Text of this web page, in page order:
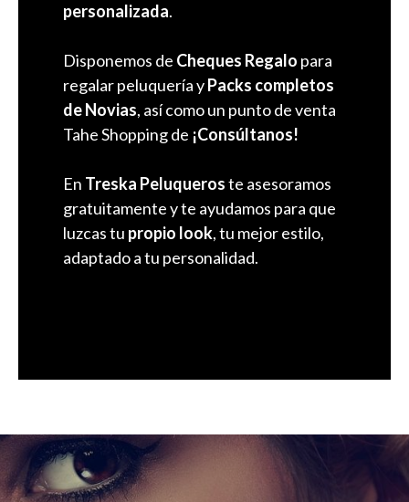
personalizada.
Disponemos de Cheques Regalo para
regalar peluquería yPacks completos
de Novias, así como un punto de venta
Tahe Shopping de ¡Consúltanos!
En Treska Peluqueroste asesoramos
gratuitamente y te ayudamos para que
luzcas tu propio look, tu mejor estilo,
adaptado a tu personalidad.